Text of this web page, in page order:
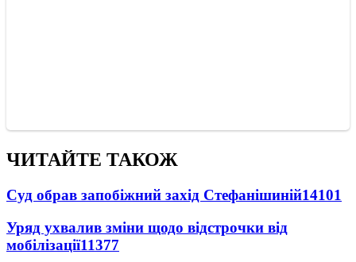
ЧИТАЙТЕ ТАКОЖ
Суд обрав запобіжний захід Стефанішиній14101
Уряд ухвалив зміни щодо відстрочки від
мобілізації11377